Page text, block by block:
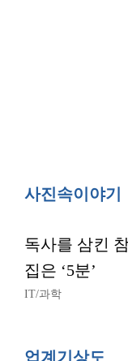
사진속이야기
독사를 삼킨
집은 ‘5분’
IT/과학
업계기상도